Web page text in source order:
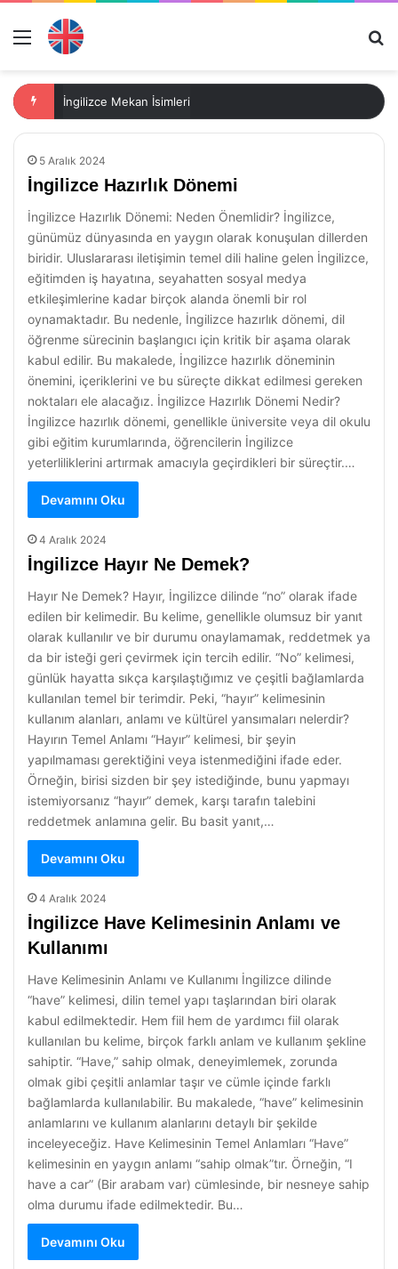
Menü
5 Aralık 2024
İngilizce Hazırlık Dönemi
İngilizce Hazırlık Dönemi: Neden Önemlidir? İngilizce,
günümüz dünyasında en yaygın olarak konuşulan dillerden
biridir. Uluslararası iletişimin temel dili haline gelen İngilizce,
eğitimden iş hayatına, seyahatten sosyal medya
etkileşimlerine kadar birçok alanda önemli bir rol
oynamaktadır. Bu nedenle, İngilizce hazırlık dönemi, dil
öğrenme sürecinin başlangıcı için kritik bir aşama olarak
kabul edilir. Bu makalede, İngilizce hazırlık döneminin
önemini, içeriklerini ve bu süreçte dikkat edilmesi gereken
noktaları ele alacağız. İngilizce Hazırlık Dönemi Nedir?
İngilizce hazırlık dönemi, genellikle üniversite veya dil okulu
gibi eğitim kurumlarında, öğrencilerin İngilizce
yeterliliklerini artırmak amacıyla geçirdikleri bir süreçtir.…
Devamını Oku
4 Aralık 2024
İngilizce Hayır Ne Demek?
Hayır Ne Demek? Hayır, İngilizce dilinde “no” olarak ifade
edilen bir kelimedir. Bu kelime, genellikle olumsuz bir yanıt
olarak kullanılır ve bir durumu onaylamamak, reddetmek ya
da bir isteği geri çevirmek için tercih edilir. “No” kelimesi,
günlük hayatta sıkça karşılaştığımız ve çeşitli bağlamlarda
kullanılan temel bir terimdir. Peki, “hayır” kelimesinin
kullanım alanları, anlamı ve kültürel yansımaları nelerdir?
Hayırın Temel Anlamı “Hayır” kelimesi, bir şeyin
yapılmaması gerektiğini veya istenmediğini ifade eder.
Örneğin, birisi sizden bir şey istediğinde, bunu yapmayı
istemiyorsanız “hayır” demek, karşı tarafın talebini
reddetmek anlamına gelir. Bu basit yanıt,…
Devamını Oku
4 Aralık 2024
İngilizce Have Kelimesinin Anlamı ve
Kullanımı
Have Kelimesinin Anlamı ve Kullanımı İngilizce dilinde
“have” kelimesi, dilin temel yapı taşlarından biri olarak
kabul edilmektedir. Hem fiil hem de yardımcı fiil olarak
kullanılan bu kelime, birçok farklı anlam ve kullanım şekline
sahiptir. “Have,” sahip olmak, deneyimlemek, zorunda
olmak gibi çeşitli anlamlar taşır ve cümle içinde farklı
bağlamlarda kullanılabilir. Bu makalede, “have” kelimesinin
anlamlarını ve kullanım alanlarını detaylı bir şekilde
inceleyeceğiz. Have Kelimesinin Temel Anlamları “Have”
kelimesinin en yaygın anlamı “sahip olmak”tır. Örneğin, “I
have a car” (Bir arabam var) cümlesinde, bir nesneye sahip
olma durumu ifade edilmektedir. Bu…
Devamını Oku